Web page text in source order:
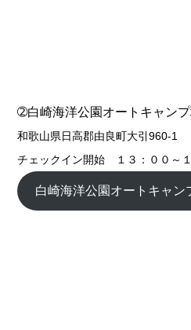
➁白崎海洋公園オートキャン
和歌山県日高郡由良町大引960-1
チェックイン開始 １３：００～
白崎海洋公園オートキャ